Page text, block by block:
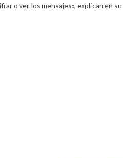
o ver los mensajes», explican en su